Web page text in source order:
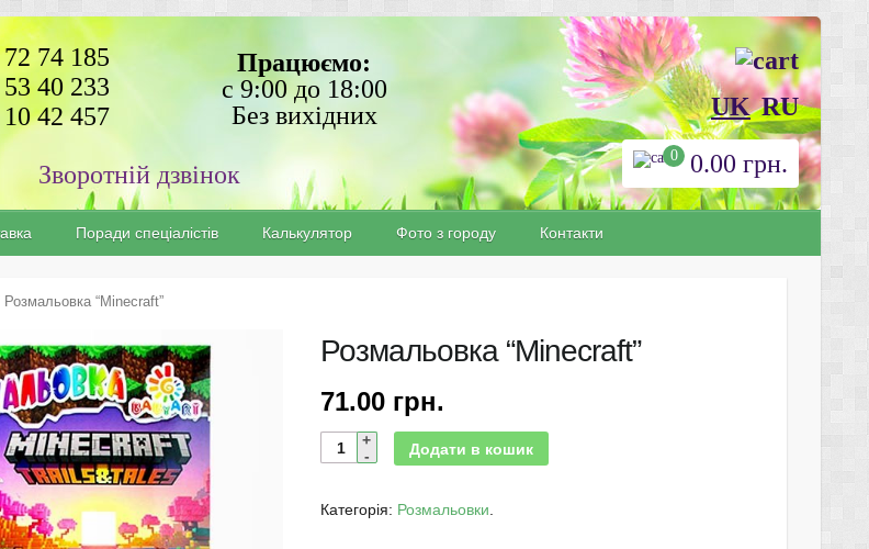
74 185
40 233
42 457
Працюємо:
с 9:00 до 18:00
Без вихідних
UK RU
0 0.00 грн.
Зворотній дзвінок
Поради спеціалістів Калькулятор Фото з городу Контакти
“Minecraft”
Розмальовка “Minecraft”
71.00 грн.
Додати в кошик
Категорія: Розмальовки